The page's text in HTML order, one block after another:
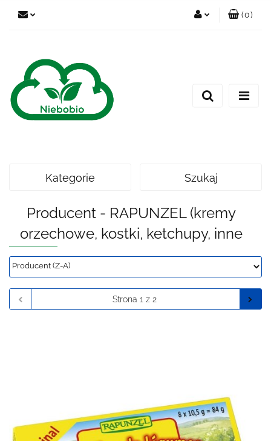
(0)
Kategorie Szukaj
Producent - RAPUNZEL (kremy
orzechowe, kostki, ketchupy, inne